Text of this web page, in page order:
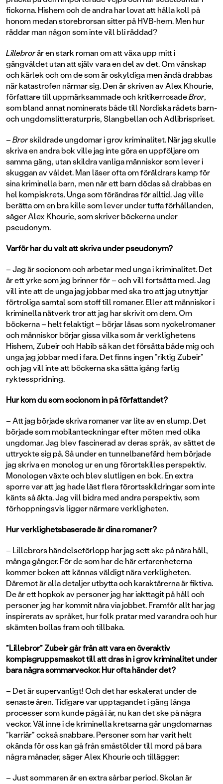
fickorna. Hishem och de andra har lovat att hålla koll på
honom medan storebrorsan sitter på HVB-hem. Men hur
räddar man någon som inte vill bli räddad?
Lillebrorär en stark roman om att växa upp mitt i
gängvåldet utan att själv vara en del av det. Om vänskap
och kärlek och om de som är oskyldiga men ändå drabbas
när katastrofen närmar sig. Den är skriven av Alex Khourie,
författare till uppmärksammade och kritikerrosadeBror,
som bland annat nominerats både till Nordiska rådets barn-
och ungdomslitteraturpris, Slangbellan och Adlibrispriset.
–Brorskildrade ungdomar i grov kriminalitet. När jag skulle
skriva en andra bok ville jag inte göra en uppföljare om
samma gäng, utan skildra vanliga människor som lever i
skuggan av våldet. Man läser ofta om föräldrars kamp för
sina kriminella barn, men när ett barn dödas så drabbas en
hel kompiskrets. Unga som förändras för alltid. Jag ville
berätta om en bra kille som lever under tuffa förhållanden,
säger Alex Khourie, som skriver böckerna under
pseudonym.
Varför har du valt att skriva under pseudonym?
– Jag är socionom och arbetar med unga i kriminalitet. Det
är ett yrke som jag brinner för – och vill fortsätta med. Jag
vill inte att de unga jag jobbar med ska tro att jag utnyttjar
förtroliga samtal som stoff till romaner. Eller att människor i
kriminella nätverk tror att jag har skrivit om dem. Om
böckerna – helt felaktigt – börjar läsas som nyckelromaner
och människor börjar gissa vilka som är verklighetens
Hishem, Zubeir och Habib så kan det försätta både mig och
unga jag jobbar med i fara. Det finns ingen ”riktig Zubeir”
och jag vill inte att böckerna ska sätta igång farlig
ryktesspridning.
Hur kom du som socionom in på författandet?
– Att jag började skriva romaner var lite av en slump. Det
började som mobilanteckningar efter möten med olika
ungdomar. Jag blev fascinerad av deras språk, av sättet de
uttryckte sig på. Så under en tunnelbanefärd hem började
jag skriva en monolog ur en ung förortskilles perspektiv.
Monologen växte och blev slutligen en bok. En extra
sporre var att jag hade läst flera förortsskildringar som inte
känts så äkta. Jag vill bidra med andra perspektiv, som
förhoppningsvis ligger närmare verkligheten.
Hur verklighetsbaserade är dina romaner?
– Lillebrors händelseförlopp har jag sett ske på nära håll,
många gånger. För de som har de här erfarenheterna
kommer boken att kännas väldigt nära verkligheten.
Däremot är alla detaljer utbytta och karaktärerna är fiktiva.
De är ett hopkok av personer jag har iakttagit på håll och
personer jag har kommit nära via jobbet. Framför allt har jag
inspirerats av språket, hur folk pratar med varandra och hur
skämten bollas fram och tillbaka.
”Lillebror” Zubeir går från att vara en överaktiv
kompisgruppsmaskot till att dras in i grov kriminalitet under
bara några sommarveckor. Hur ofta händer det?
– Det är supervanligt! Och det har eskalerat under de
senaste åren. Tidigare var upptagandet i gäng långa
processer som kunde pågå i år, nu kan det ske på några
veckor. Väl inne i de kriminella kretsarna går ungdomarnas
”karriär” också snabbare. Personer som har varit helt
okända för oss kan gå från småstölder till mord på bara
några månader, säger Alex Khourie och tillägger:
– Just sommaren är en extra sårbar period. Skolan är